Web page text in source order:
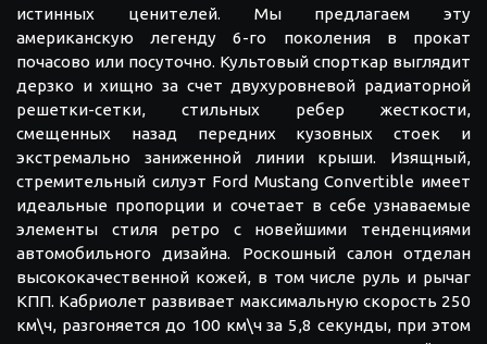
истинных ценителей. Мы предлагаем эту
американскую легенду 6-го поколения в прокат
почасово или посуточно. Культовый спорткар выглядит
дерзко и хищно за счет двухуровневой радиаторной
решетки-сетки, стильных ребер жесткости,
смещенных назад передних кузовных стоек и
экстремально заниженной линии крыши. Изящный,
стремительный силуэт Ford Mustang Convertible имеет
идеальные пропорции и сочетает в себе узнаваемые
элементы стиля ретро с новейшими тенденциями
автомобильного дизайна. Роскошный салон отделан
высококачественной кожей, в том числе руль и рычаг
КПП. Кабриолет развивает максимальную скорость 250
км\ч, разгоняется до 100 км\ч за 5,8 секунды, при этом